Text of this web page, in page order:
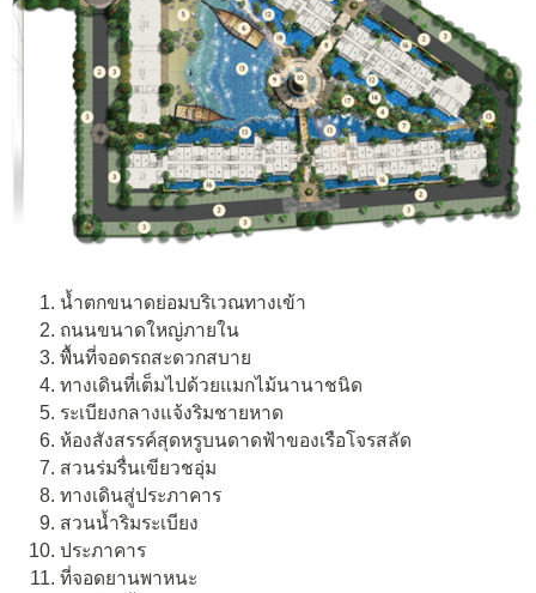
น้ำตกขนาดย่อมบริเวณทางเข้า
ถนนขนาดใหญ่ภายใน
พื้นที่จอดรถสะดวกสบาย
ทางเดินที่เต็มไปด้วยแมกไม้นานาชนิด
ระเบียงกลางแจ้งริมชายหาด
ห้องสังสรรค์สุดหรูบนดาดฟ้าของเรือโจรสลัด
สวนร่มรื่นเขียวชอุ่ม
ทางเดินสู่ประภาคาร
สวนน้ำริมระเบียง
ประภาคาร
ที่จอดยานพาหนะ